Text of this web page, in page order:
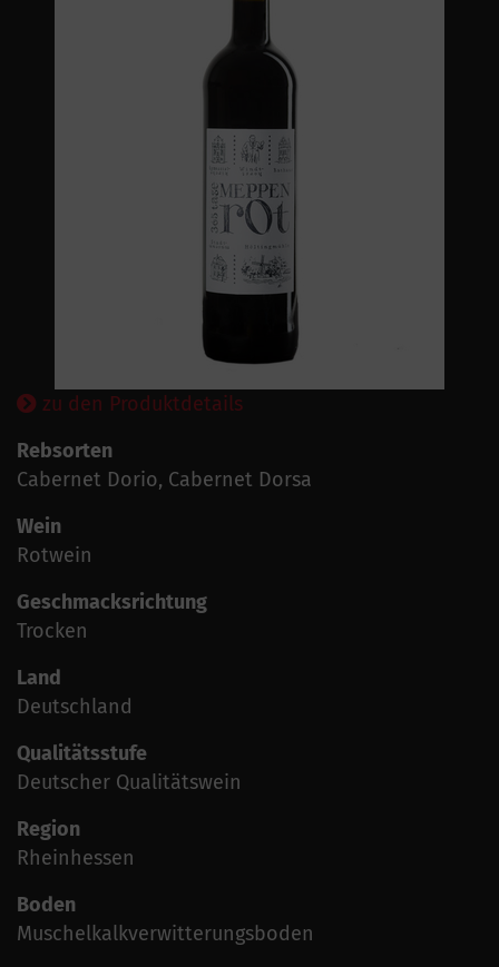
zu den Produktdetails
Rebsorten
Cabernet Dorio, Cabernet Dorsa
Wein
Rotwein
Geschmacksrichtung
Trocken
Land
Deutschland
Qualitätsstufe
Deutscher Qualitätswein
Region
Rheinhessen
Boden
Muschelkalkverwitterungsboden